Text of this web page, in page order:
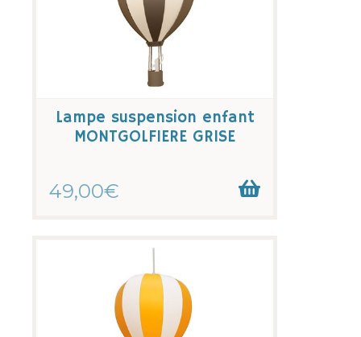
Lampe suspension enfant
MONTGOLFIERE GRISE
49,00€